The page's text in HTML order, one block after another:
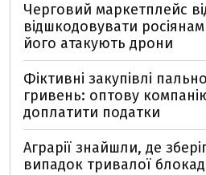
Черговий маркетплейс
відшкодовувати
його атакують дрони
Фіктивні закупівлі
гривень: оптову
доплатити податки
Аграрії знайшли, де
випадок тривалої